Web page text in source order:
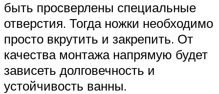
быть просверлены специальные
отверстия. Тогда ножки необходимо
просто вкрутить и закрепить. От
качества монтажа напрямую будет
зависеть долговечность и
устойчивость ванны.